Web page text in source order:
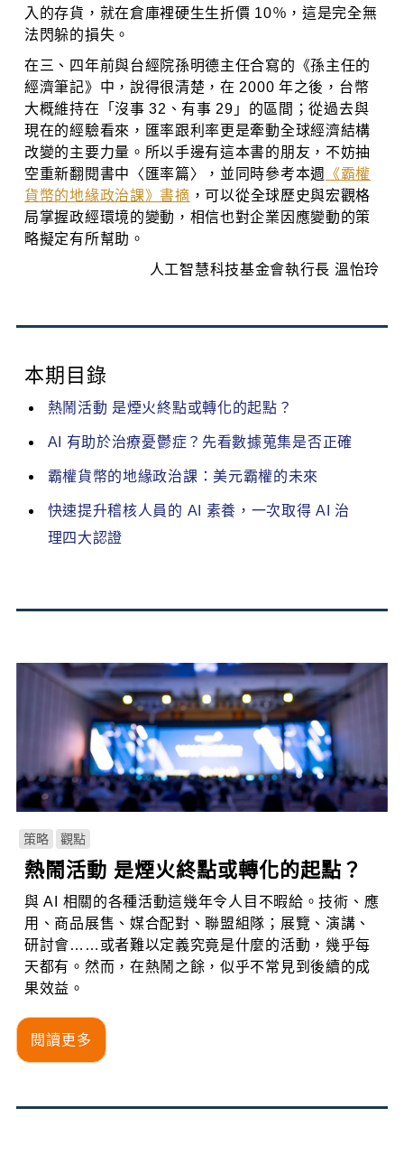
入的存貨，就在倉庫裡硬生生折價 10％，這是完全無
法閃躲的損失。
在三、四年前與台經院孫明德主任合寫的《孫主任的
經濟筆記》中，說得很清楚，在 2000 年之後，台幣
大概維持在「沒事 32、有事 29」的區間；從過去與
現在的經驗看來，匯率跟利率更是牽動全球經濟結構
改變的主要力量。所以手邊有這本書的朋友，不妨抽
空重新翻閱書中〈匯率篇〉，並同時參考本週
《霸權
貨幣的地緣政治課》書摘 ，可以從全球歷史與宏觀格
局掌握政經環境的變動，相信也對企業因應變動的策
略擬定有所幫助。
人工智慧科技基金會執行長 溫怡玲
本期目錄
熱鬧活動 是煙火終點或轉化的起點？
AI 有助於治療憂鬱症？先看數據蒐集是否正確
霸權貨幣的地緣政治課：美元霸權的未來
快速提升稽核人員的 AI 素養，一次取得 AI 治
理四大認證
策略 觀點
熱鬧活動 是煙火終點或轉化的起點？
與 AI 相關的各種活動這幾年令人目不暇給。技術、應
用、商品展售、媒合配對、聯盟組隊；展覽、演講、
研討會……或者難以定義究竟是什麼的活動，幾乎每
天都有。然而，在熱鬧之餘，似乎不常見到後續的成
果效益。
閱讀更多